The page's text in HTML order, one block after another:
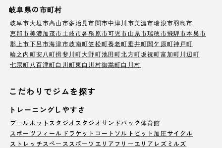
岐阜県の市町村
岐阜市大垣市高山市多治見市関市中津川市美濃市瑞浪市羽島市
恵那市美濃加茂市土岐市各務原市可児市山県市瑞穂市飛騨市本巣市
郡上市下呂市海津市岐南町笠松町養老町垂井町関ケ原町神戸町
輪之内町安八町揖斐川町大野町池田町北方町坂祝町富加町川辺町
七宗町 八百津町白川町東白川村御嵩町白川村
こだわりでジムを探す
トレーニングしやすさ
プールホットスタジオ スタジオサンドバック体育館
スポーツフィールド ラケットコート ソルトピット加圧サイクル
ストレッチスペース スポーツエリア フリーエリア レズミルズ